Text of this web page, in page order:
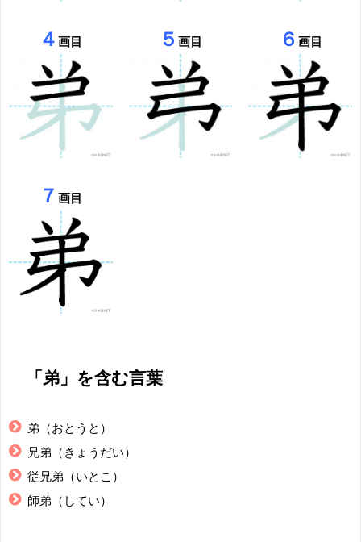
４画目 ５ 画目 ６ 画目
７画目
「弟」を含む言葉
弟（おとうと）
兄弟（きょうだい）
従兄弟（いとこ）
師弟（してい）